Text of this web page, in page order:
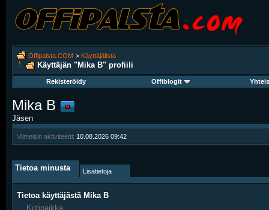
Offipalsta.COM > Käyttäjälista
Käyttäjän "Mika B" profiili
Rekisteröidy Offiblogit
Mika B
Jäsen
Viimeisin aktiviteetti: 10.08.2026 09:42
Tietoa minusta Lisätietoja
Tietoa käyttäjästä Mika B
Kotipaikka